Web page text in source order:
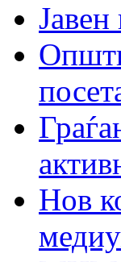
Нов